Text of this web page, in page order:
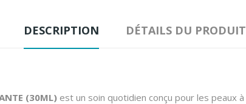
DESCRIPTION DÉTAILS DU PRODUIT
(30ML) est un soin quotidien conçu pour les peaux à